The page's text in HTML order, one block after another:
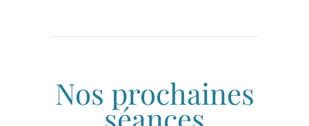
Nos prochaines